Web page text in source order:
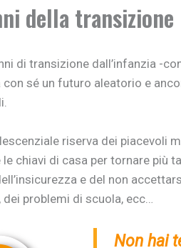
della transizione
di transizione dall’infanzia -
con sé un futuro aleatorio e
riserva dei piacevoli
le chiavi di casa per tornare più
e del non
dei problemi di scuola, ecc…
Non hai